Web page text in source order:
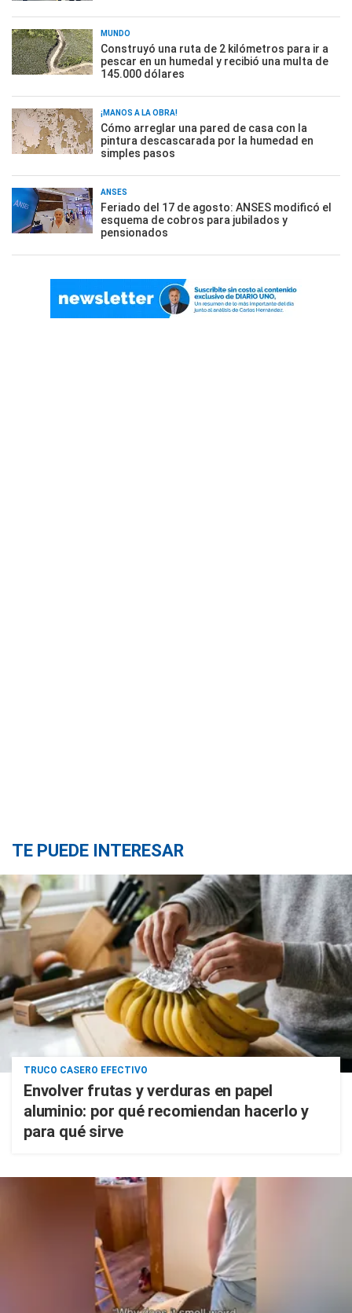
MUNDO
Construyó una ruta de 2 kilómetros para ir a
pescar en un humedal y recibió una multa de
145.000 dólares
¡MANOS A LA OBRA!
Cómo arreglar una pared de casa con la
pintura descascarada por la humedad en
simples pasos
ANSES
Feriado del 17 de agosto: ANSES modificó el
esquema de cobros para jubilados y
pensionados
TE PUEDE INTERESAR
TRUCO CASERO EFECTIVO
Envolver frutas y verduras en papel
aluminio: por qué recomiendan hacerlo y
para qué sirve